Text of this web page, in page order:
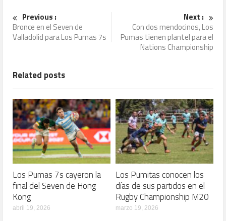
Previous :
Bronce en el Seven de
Valladolid para Los Pumas 7s
Next :
Con dos mendocinos, Los
Pumas tienen plantel para el
Nations Championship
Related posts
Los Pumas 7s cayeron la
final del Seven de Hong
Kong
abril 19, 2026
Los Pumitas conocen los
días de sus partidos en el
Rugby Championship M20
marzo 19, 2026